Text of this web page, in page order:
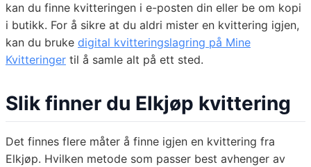
kan du finne kvitteringen i e-posten din eller be om kopi
i butikk. For å sikre at du aldri mister en kvittering igjen,
kan du bruke digital kvitteringslagring på Mine
Kvitteringer til å samle alt på ett sted.
Slik finner du Elkjøp kvittering
Det finnes flere måter å finne igjen en kvittering fra
Elkjøp. Hvilken metode som passer best avhenger av